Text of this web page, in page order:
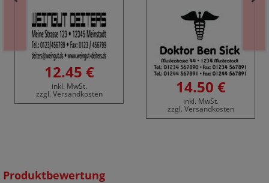
12.45 €
inkl. MwSt.
zzgl. Versandkosten 14.50 €
inkl. MwSt.
zzgl. Versandkosten
Produktbewertung